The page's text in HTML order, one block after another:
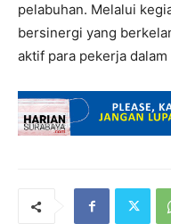
pelabuhan. Melalui
bersinergi yang
aktif para pekerja